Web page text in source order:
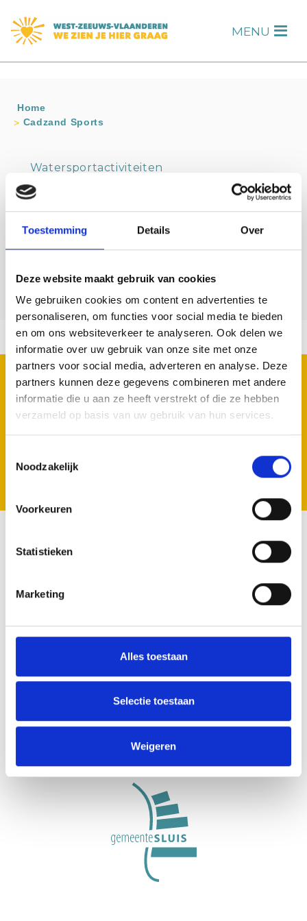
Toestemming Details Over
Deze website maakt gebruik van cookies
We gebruiken cookies om content en advertenties te
personaliseren, om functies voor social media te bieden
en om ons websiteverkeer te analyseren. Ook delen we
informatie over uw gebruik van onze site met onze
partners voor social media, adverteren en analyse. Deze
partners kunnen deze gegevens combineren met andere
informatie die u aan ze heeft verstrekt of die ze hebben
verzameld op basis van uw gebruik van hun services.
Noodzakelijk
Voorkeuren
Statistieken
Marketing
Alles toestaan
Selectie toestaan
Weigeren
MENU H
Home
Cadzand Sports
Watersportactiviteiten
Contact info
06-21577001
Bezoek website
REGISTRIEREN SIE SICH FÜR UNSERE
NEWSLETTER
Geen zorgen we spammen niet.
VisitZeeuwsVlaanderen.nl ist eine Initiative der
organisation für regionale Werbung und
Gastfreundschaft in der Gemeinde Sluis.